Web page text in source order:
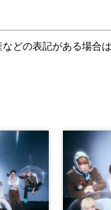
どの表記がある場合